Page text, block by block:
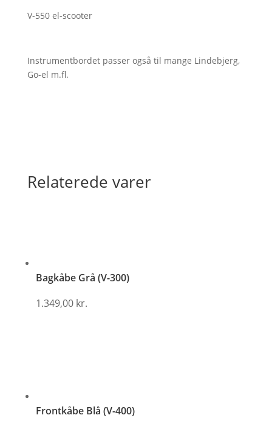
V-550 el-scooter
Instrumentbordet passer også til mange Lindebjerg,
Go-el m.fl.
Relaterede varer
Bagkåbe Grå (V-300)
1.349,00 kr.
Frontkåbe Blå (V-400)